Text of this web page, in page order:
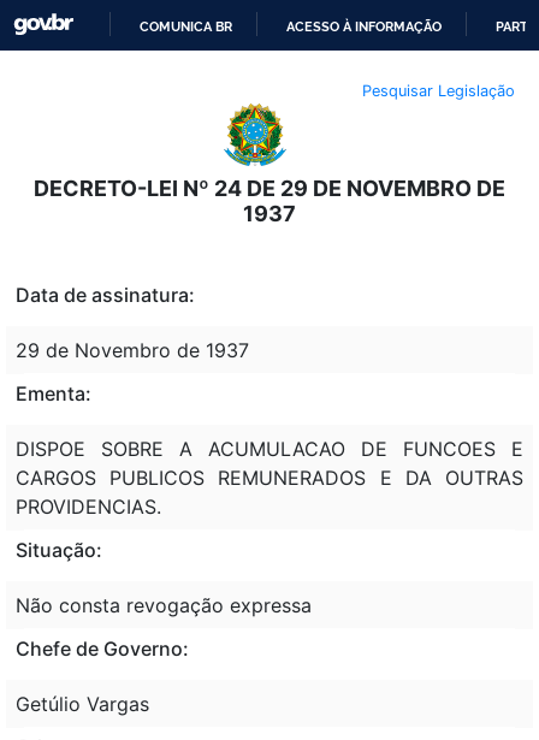
O
CONTEÚDO
COMUNICA BR ACESSO À INFORMAÇÃO
Pesquisar Legislação
DECRETO-LEI Nº 24 DE 29 DE NOVEMBRO DE
1937
Data de assinatura:
29 de Novembro de 1937
Ementa:
DISPOE SOBRE A ACUMULACAO DE FUNCOES E
CARGOS PUBLICOS REMUNERADOS E DA OUTRAS
PROVIDENCIAS.
Situação:
Não consta revogação expressa
Chefe de Governo:
Getúlio Vargas